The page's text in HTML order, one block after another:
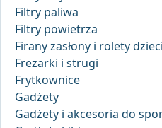
Filtry paliwa
Filtry powietrza
Firany zasłony i rolety
Frezarki i strugi
Frytkownice
Gadżety
Gadżety i akcesoria do